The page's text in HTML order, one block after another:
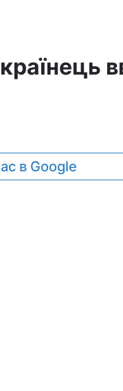
в Google